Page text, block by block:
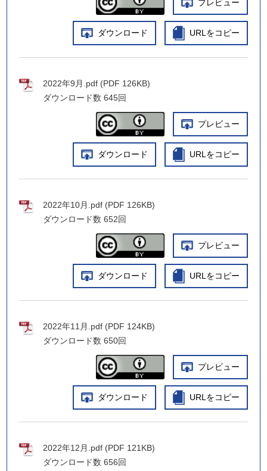
プレビュー
ダウンロード URLをコピー
2022年9月.pdf (PDF 126KB)
ダウンロード数 645回
プレビュー
ダウンロード URLをコピー
2022年10月.pdf (PDF 126KB)
ダウンロード数 652回
プレビュー
ダウンロード URLをコピー
2022年11月.pdf (PDF 124KB)
ダウンロード数 650回
プレビュー
ダウンロード URLをコピー
2022年12月.pdf (PDF 121KB)
ダウンロード数 656回